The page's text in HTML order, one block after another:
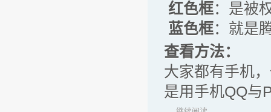
红色框：是被
蓝色框：就是
查看方法：
大家都有手机
是用手机QQ